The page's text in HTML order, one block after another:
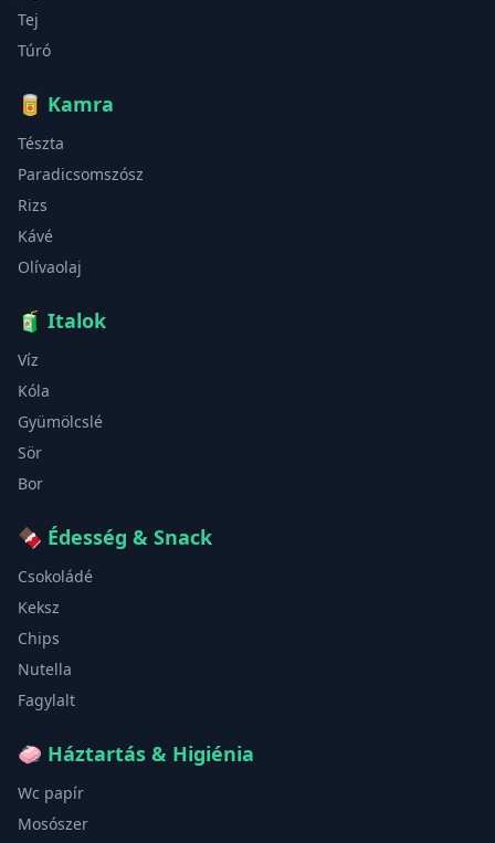
Tej
Túró
🥫 Kamra
Tészta
Paradicsomszósz
Rizs
Kávé
Olívaolaj
🧃 Italok
Víz
Kóla
Gyümölcslé
Sör
Bor
🍫 Édesség & Snack
Csokoládé
Keksz
Chips
Nutella
Fagylalt
🧼 Háztartás & Higiénia
Wc papír
Mosószer